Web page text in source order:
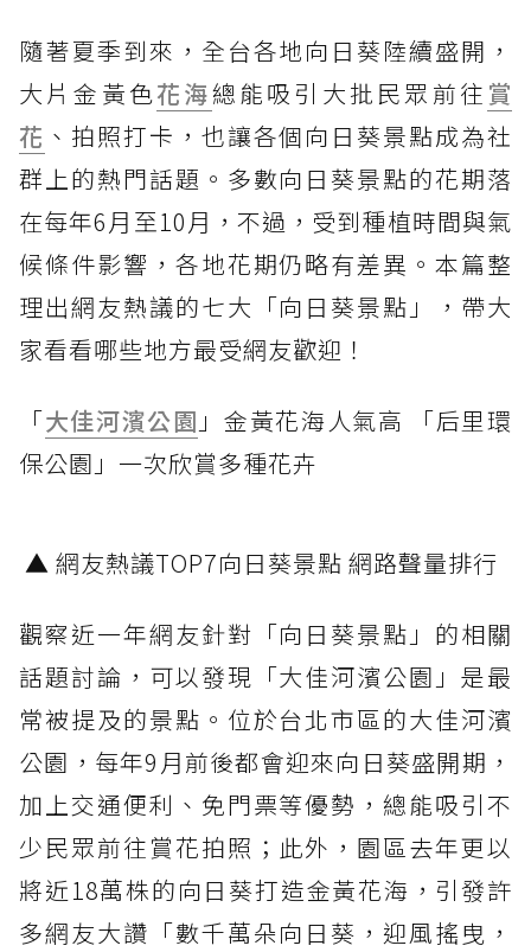
隨著夏季到來，全台各地向日葵陸續盛開，
大片金黃色花海總能吸引大批民眾前往 賞
花 、拍照打卡，也讓各個向日葵景點成為社
群上的熱門話題。多數向日葵景點的花期落
在每年6月至10月，不過，受到種植時間與氣
候條件影響，各地花期仍略有差異。本篇整
理出網友熱議的七大「向日葵景點」，帶大
家看看哪些地方最受網友歡迎！
「大佳河濱公園 」金黃花海人氣高 「后里環
保公園」一次欣賞多種花卉
▲ 網友熱議TOP7向日葵景點 網路聲量排行
觀察近一年網友針對「向日葵景點」的相關
話題討論，可以發現「大佳河濱公園」是最
常被提及的景點。位於台北市區的大佳河濱
公園，每年9月前後都會迎來向日葵盛開期，
加上交通便利、免門票等優勢，總能吸引不
少民眾前往賞花拍照；此外，園區去年更以
將近18萬株的向日葵打造金黃花海，引發許
多網友大讚「數千萬朵向日葵，迎風搖曳，